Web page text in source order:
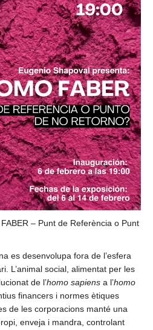
– Punt de Referència o Punt
es desenvolupa fora de l’esfera
L’animal social, alimentat per les
de l’homo sapiens a l’homo
financers i normes ètiques
de les corporacions manté una
enveja i mandra, controlant